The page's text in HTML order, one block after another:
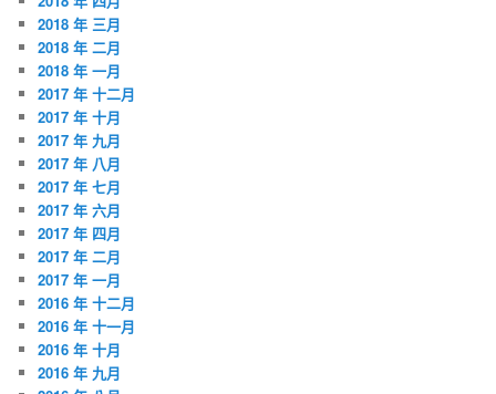
2018 年 三月
2018 年 二月
2018 年 一月
2017 年 十二月
2017 年 十月
2017 年 九月
2017 年 八月
2017 年 七月
2017 年 六月
2017 年 四月
2017 年 二月
2017 年 一月
2016 年 十二月
2016 年 十一月
2016 年 十月
2016 年 九月